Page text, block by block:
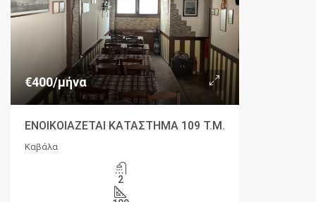
€400/μήνα
ΕΝΟΙΚΟΙΑΖΕΤΑΙ ΚΑΤΑΣΤΗΜΑ 109 Τ.Μ.
Καβάλα
2